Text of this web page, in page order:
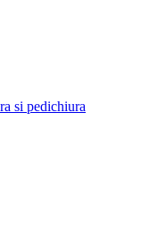
si pedichiura